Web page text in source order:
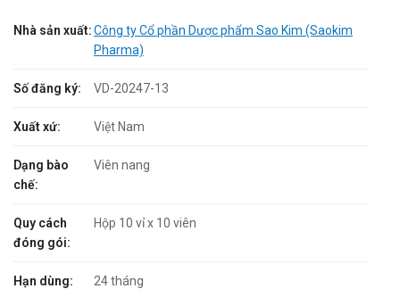
Nhà sản xuất:Công ty Cổ phần Dược phẩm Sao Kim (Saokim
Pharma)
Số đăng ký: VD-20247-13
Xuất xứ: Việt Nam
Dạng bào
chế:
Viên nang
Quy cách
đóng gói:
Hộp 10 vỉ x 10 viên
Hạn dùng: 24 tháng